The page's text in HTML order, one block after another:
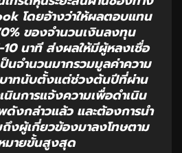
โดยอ้างว่าให้ผลตอบแทน
ของจำนวนเงินลงทุน
10 นาที ส่งผลให้มีผู้หลงเชื่อ
นจำนวนมากรวมมูลค่าความ
บาทนับตั้งแต่ช่วงต้นปีที่ผ่าน
นินการแจ้งความเพื่อดำเนิน
งกล่าวแล้ว และต้องการนำ
งผู้เกี่ยวข้องมาลงโทษตาม
มายขั้นสูงสุด